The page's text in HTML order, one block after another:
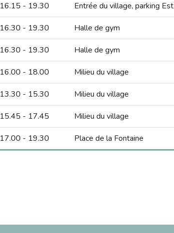
16.15 - 19.30 Entrée du village, parking Est
16.30 - 19.30 Halle de gym
16.30 - 19.30 Halle de gym
16.00 - 18.00 Milieu du village
13.30 - 15.30 Milieu du village
15.45 - 17.45 Milieu du village
17.00 - 19.30 Place de la Fontaine